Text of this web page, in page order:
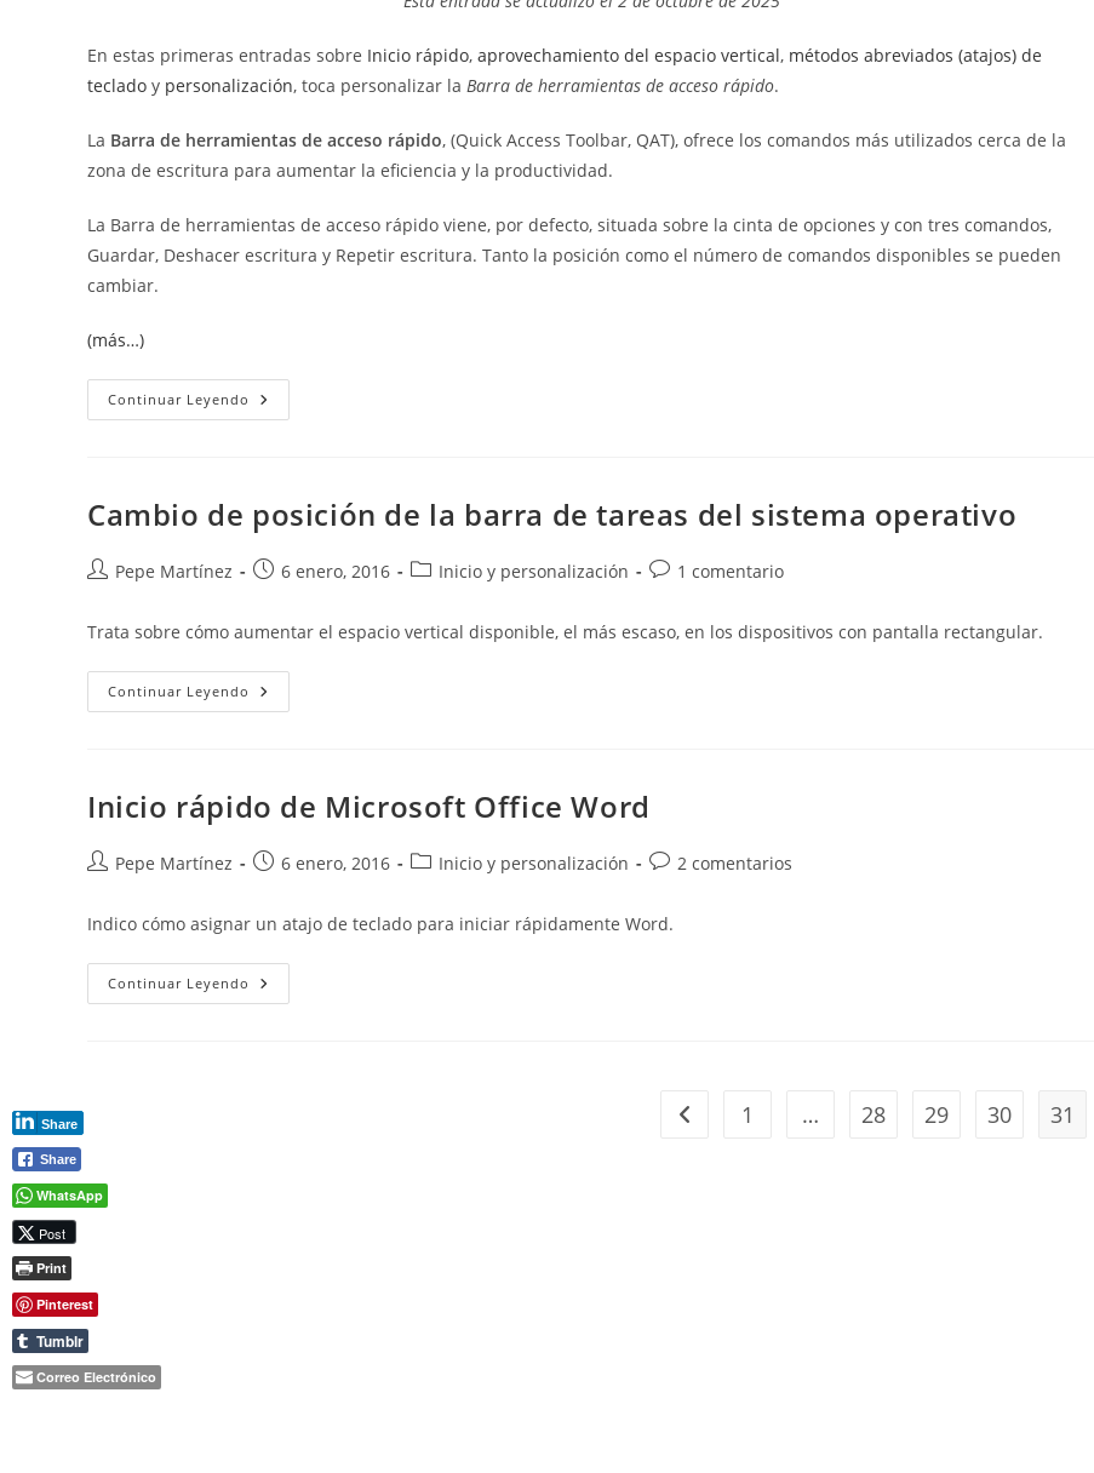
entrada:
entrada:
En estas primeras entradas sobre Inicio rápido, aprovechamiento del espacio vertical, métodos abreviados (atajos) de
teclado y personalización, toca personalizar la Barra de herramientas de acceso rápido.
La Barra de herramientas de acceso rápido, (Quick Access Toolbar, QAT), ofrece los comandos más utilizados cerca de la
zona de escritura para aumentar la eficiencia y la productividad.
La Barra de herramientas de acceso rápido viene, por defecto, situada sobre la cinta de opciones y con tres comandos,
Guardar, Deshacer escritura y Repetir escritura. Tanto la posición como el número de comandos disponibles se pueden
cambiar.
(más…)
Continuar Leyendo Personalizar
La
Acceso
Rápido
Cambio de posición de la barra de tareas del sistema operativo
Autor
la
entrada:
Pepe Martínez
Publicación
entrada:
6 enero, 2016
Categoría
entrada:
Inicio y personalización
Comentarios
entrada:
1 comentario
Trata sobre cómo aumentar el espacio vertical disponible, el más escaso, en los dispositivos con pantalla rectangular.
Continuar Leyendo Cambio
De
De
Tareas
Operativo
Inicio rápido de Microsoft Office Word
Autor
la
entrada:
Pepe Martínez
Publicación
entrada:
6 enero, 2016
Categoría
entrada:
Inicio y personalización
Comentarios
entrada:
2 comentarios
Indico cómo asignar un atajo de teclado para iniciar rápidamente Word.
Continuar Leyendo Inicio
Rápido
Ir a la página anterior
1 … 28 29 30 31
Share
Share
WhatsApp
Post
Print
Pinterest
Tumblr
Correo Electrónico